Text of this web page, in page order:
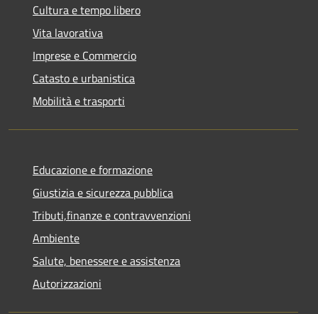
Cultura e tempo libero
Vita lavorativa
Imprese e Commercio
Catasto e urbanistica
Mobilità e trasporti
Educazione e formazione
Giustizia e sicurezza pubblica
Tributi,finanze e contravvenzioni
Ambiente
Salute, benessere e assistenza
Autorizzazioni